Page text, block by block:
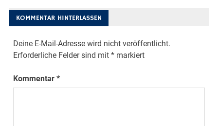
KOMMENTAR HINTERLASSEN
Deine E-Mail-Adresse wird nicht veröffentlicht.
Erforderliche Felder sind mit* markiert
Kommentar*